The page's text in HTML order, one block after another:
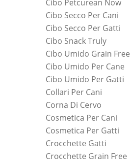
Cibo Petcurean Now
Cibo Secco Per Cani
Cibo Secco Per Gatti
Cibo Snack Truly
Cibo Umido Grain Free
Cibo Umido Per Cane
Cibo Umido Per Gatti
Collari Per Cani
Corna Di Cervo
Cosmetica Per Cani
Cosmetica Per Gatti
Crocchette Gatti
Crocchette Grain Free